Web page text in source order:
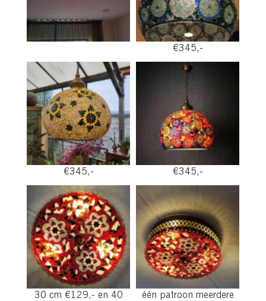
€345,-
€345,- €345,-
30 cm €129,- en 40
één patroon meerdere